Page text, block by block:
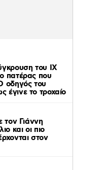
του ΙΧ
πατέρας που
οδηγός του
έγινε το τροχαίο
Γιάννη
και οι πιο
στον